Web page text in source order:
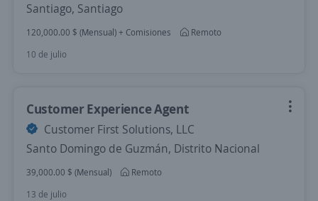
Santiago, Santiago
120,000.00 $ (Mensual) + Comisiones
Remoto
10 de julio
Customer Experience Agent
Customer First Solutions, LLC
Santo Domingo de Guzmán, Distrito Nacional
39,000.00 $ (Mensual)
Remoto
13 de julio